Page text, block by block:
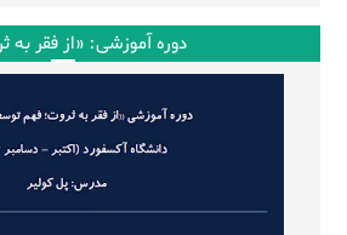
دوره آموزشی: «از فقر به